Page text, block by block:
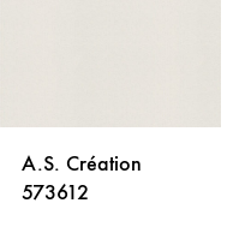
A.S. Création
573612